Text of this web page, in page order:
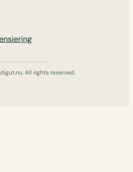
All rights reserved.